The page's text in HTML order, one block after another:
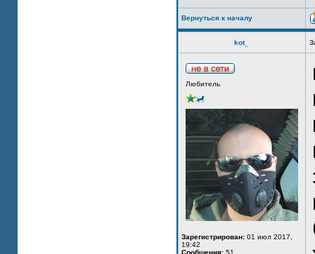
Вернуться к началу
kot_
Любитель
Зарегистрирован: 01 июл 2017,
19:42
Сообщения: 51